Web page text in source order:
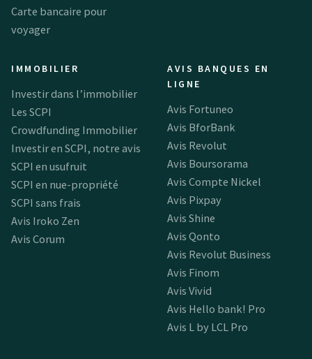
Carte bancaire pour
voyager
IMMOBILIER
Investir dans l’immobilier
Les SCPI
Crowdfunding Immobilier
Investir en SCPI, notre avis
SCPI en usufruit
SCPI en nue-propriété
SCPI sans frais
Avis Iroko Zen
Avis Corum
AVIS BANQUES EN
LIGNE
Avis Fortuneo
Avis BforBank
Avis Revolut
Avis Boursorama
Avis Compte Nickel
Avis Pixpay
Avis Shine
Avis Qonto
Avis Revolut Business
Avis Finom
Avis Vivid
Avis Hello bank! Pro
Avis L by LCL Pro